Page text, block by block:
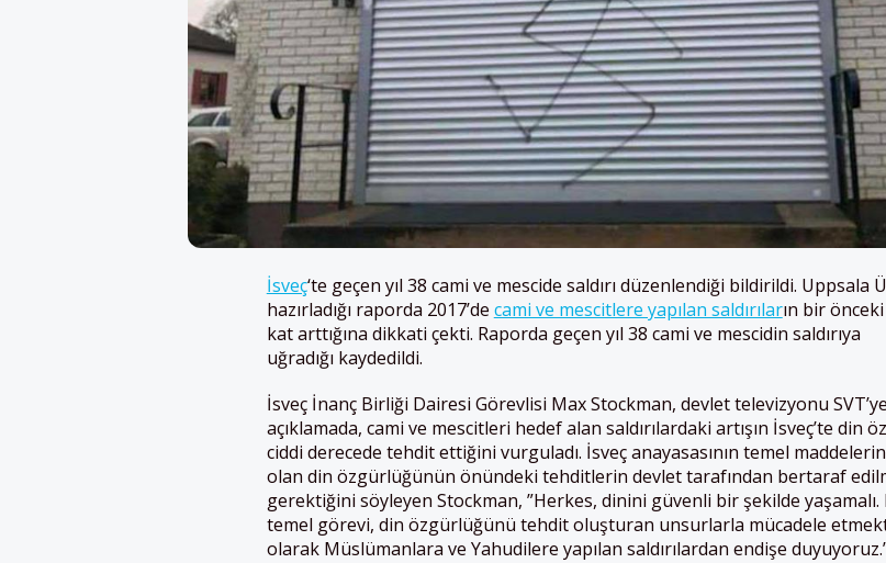
İsveç‘te geçen yıl 38 cami ve mescide saldırı düzenlendiği bildirildi. Uppsala
hazırladığı raporda 2017’de cami ve mescitlere yapılan saldırıların bir
kat arttığına dikkati çekti. Raporda geçen yıl 38 cami ve mescidin saldırıya
uğradığı kaydedildi.
İsveç İnanç Birliği Dairesi Görevlisi Max Stockman, devlet televizyonu SVT’ye
açıklamada, cami ve mescitleri hedef alan saldırılardaki artışın İsveç’te din
ciddi derecede tehdit ettiğini vurguladı. İsveç anayasasının temel
olan din özgürlüğünün önündeki tehditlerin devlet tarafından bertaraf
gerektiğini söyleyen Stockman, ”Herkes, dinini güvenli bir şekilde yaşamalı.
temel görevi, din özgürlüğünü tehdit oluşturan unsurlarla mücadele
olarak Müslümanlara ve Yahudilere yapılan saldırılardan endişe